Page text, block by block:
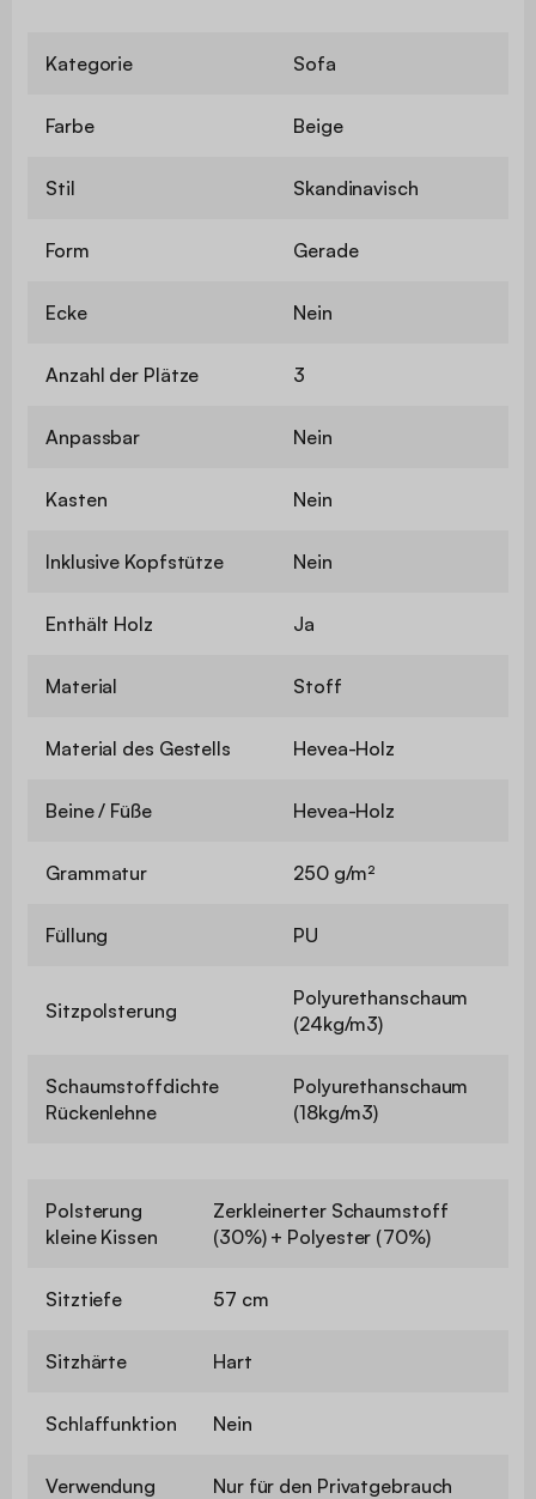
Kategorie Sofa
Farbe Beige
Stil Skandinavisch
Form Gerade
Ecke Nein
Anzahl der Plätze 3
Anpassbar Nein
Kasten Nein
Inklusive Kopfstütze Nein
Enthält Holz Ja
Material Stoff
Material des Gestells Hevea-Holz
Beine / Füße Hevea-Holz
Grammatur 250 g/m²
Füllung PU
Sitzpolsterung
Polyurethanschaum
(24kg/m3)
Schaumstoffdichte
Rückenlehne
Polyurethanschaum
(18kg/m3)
Polsterung
kleine Kissen
Zerkleinerter Schaumstoff
(30%) + Polyester (70%)
Sitztiefe 57 cm
Sitzhärte Hart
Schlaffunktion Nein
Verwendung Nur für den Privatgebrauch